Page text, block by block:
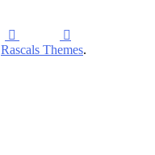
Rascals Themes.